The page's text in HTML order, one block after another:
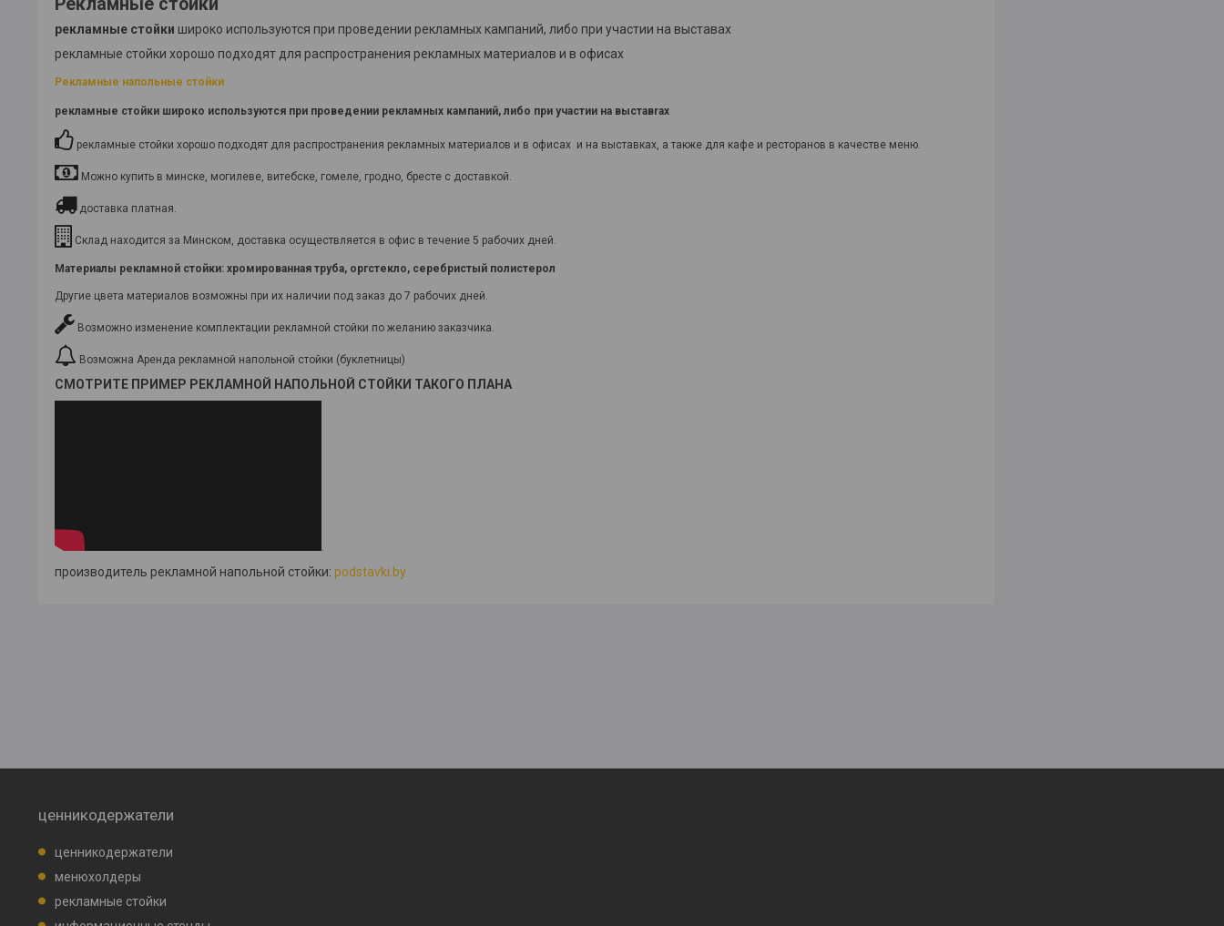
рекламные стойки широко используются при проведении рекламных кампаний, либо при участии на выставах
рекламные стойки хорошо подходят для распространения рекламных материалов и в офисах
Рекламные напольные стойки
рекламные стойки широко используются при проведении рекламных кампаний, либо при участии на выставrах
рекламные стойки хорошо подходят для распространения рекламных материалов и в офисах и на выставках, а также для кафе и ресторанов в качестве меню.
Можно купить в минске, могилеве, витебске, гомеле, гродно, бресте с доставкой.
доставка платная.
Склад находится за Минском, доставка осуществляется в офис в течение 5 рабочих дней.
Материалы рекламной стойки: хромированная труба, оргстекло, серебристый полистерол
Другие цвета материалов возможны при их наличии под заказ до 7 рабочих дней.
Возможно изменение комплектации рекламной стойки по желанию заказчика.
Возможна Аренда рекламной напольной стойки (буклетницы)
СМОТРИТЕ ПРИМЕР РЕКЛАМНОЙ НАПОЛЬНОЙ СТОЙКИ ТАКОГО ПЛАНА
.
производитель рекламной напольной стойки: podstavki.by
ценникодержатели
ценникодержатели
менюхолдеры
рекламные стойки